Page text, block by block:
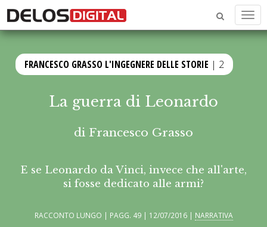
FRANCESCO GRASSO L'INGEGNERE DELLE STORIE | 2
La guerra di Leonardo
di Francesco Grasso
E se Leonardo da Vinci, invece che all'arte,
si fosse dedicato alle armi?
RACCONTO LUNGO | PAGG. 49 | 12/07/2016 | NARRATIVA